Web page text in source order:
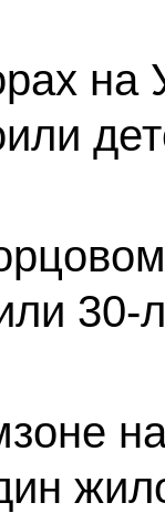
на
30-